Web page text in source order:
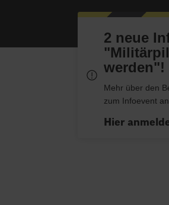
2 neue
werden"!
Mehr über den
zum Infoevent
Hier